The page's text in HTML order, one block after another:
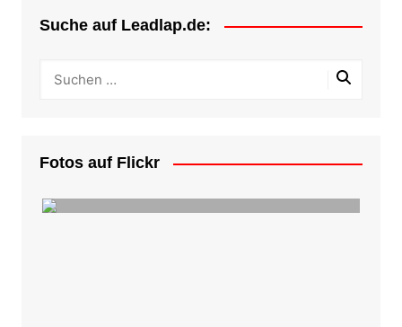
Suche auf Leadlap.de:
Fotos auf Flickr